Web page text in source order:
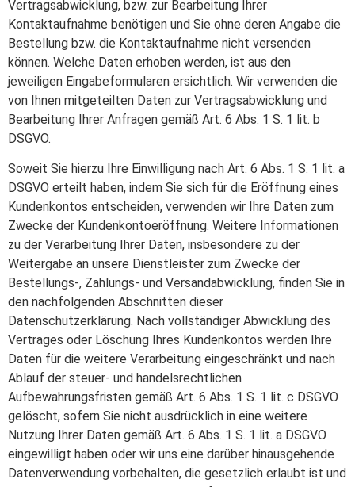
Vertragsabwicklung, bzw. zur Bearbeitung Ihrer
Kontaktaufnahme benötigen und Sie ohne deren Angabe die
Bestellung bzw. die Kontaktaufnahme nicht versenden
können. Welche Daten erhoben werden, ist aus den
jeweiligen Eingabeformularen ersichtlich. Wir verwenden die
von Ihnen mitgeteilten Daten zur Vertragsabwicklung und
Bearbeitung Ihrer Anfragen gemäß Art. 6 Abs. 1 S. 1 lit. b
DSGVO.
Soweit Sie hierzu Ihre Einwilligung nach Art. 6 Abs. 1 S. 1 lit. a
DSGVO erteilt haben, indem Sie sich für die Eröffnung eines
Kundenkontos entscheiden, verwenden wir Ihre Daten zum
Zwecke der Kundenkontoeröffnung. Weitere Informationen
zu der Verarbeitung Ihrer Daten, insbesondere zu der
Weitergabe an unsere Dienstleister zum Zwecke der
Bestellungs-, Zahlungs- und Versandabwicklung, finden Sie in
den nachfolgenden Abschnitten dieser
Datenschutzerklärung. Nach vollständiger Abwicklung des
Vertrages oder Löschung Ihres Kundenkontos werden Ihre
Daten für die weitere Verarbeitung eingeschränkt und nach
Ablauf der steuer- und handelsrechtlichen
Aufbewahrungsfristen gemäß Art. 6 Abs. 1 S. 1 lit. c DSGVO
gelöscht, sofern Sie nicht ausdrücklich in eine weitere
Nutzung Ihrer Daten gemäß Art. 6 Abs. 1 S. 1 lit. a DSGVO
eingewilligt haben oder wir uns eine darüber hinausgehende
Datenverwendung vorbehalten, die gesetzlich erlaubt ist und